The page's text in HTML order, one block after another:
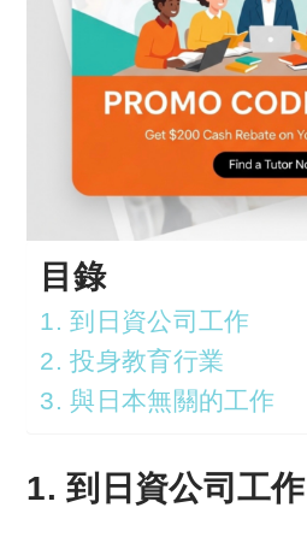
目錄
1. 到日資公司工作
2. 投身教育行業
3. 與日本無關的工作
1. 到日資公司工作